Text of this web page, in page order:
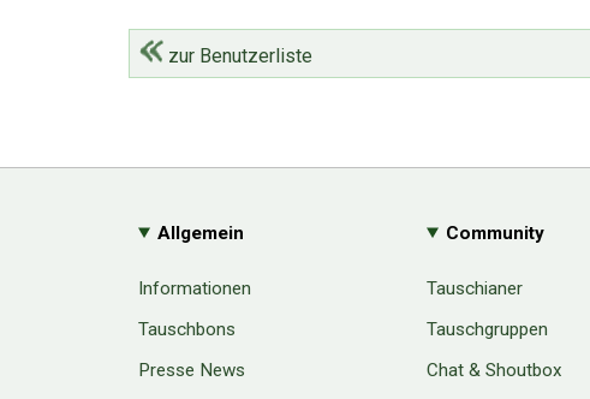
zur Benutzerliste
Allgemein
Informationen
Tauschbons
Presse News
Community
Tauschianer
Tauschgruppen
Chat & Shoutbox